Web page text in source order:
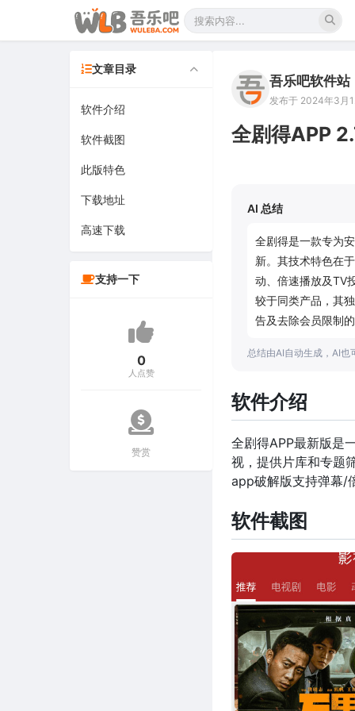
文章目录
软件介绍
软件截图
此版特色
下载地址
高速下载
支持一下
0
人点赞
赞赏
吾乐吧软件站
发布于 2024年3月
全剧得APP
AI 总结
全剧得是一款专为
新。其技术特色在
动、倍速播放及TV
较于同类产品，其
告及去除会员限制
总结由AI自动生成，AI也
软件介绍
全剧得APP最新版是
视，提供片库和专题
app破解版支持弹幕/
软件截图